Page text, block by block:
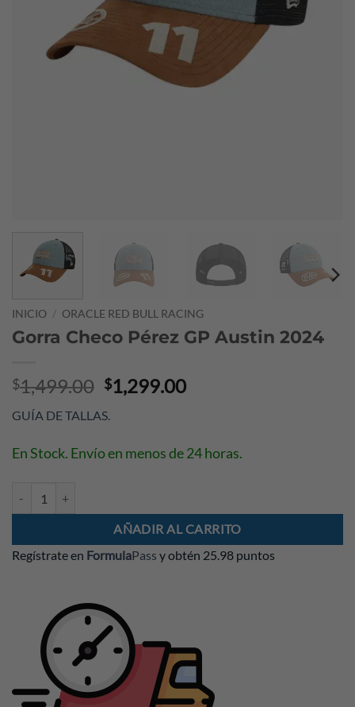
INICIO / ORACLE RED BULL RACING
Gorra Checo Pérez GP Austin 2024
$1,499.00 Original
was:
$1,499.00.
$1,299.00Current
$1,299.00.
GUÍA DE TALLAS.
En Stock. Envío en menos de 24 horas.
AÑADIR AL CARRITO
Regístrate en FormulaPass y obtén 25.98 puntos